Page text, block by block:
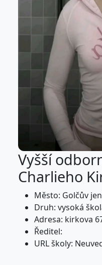
Vyšší
Charlieho
Město: Golčův
Druh: vysoká
Adresa: kirkova
Ředitel:
URL školy: